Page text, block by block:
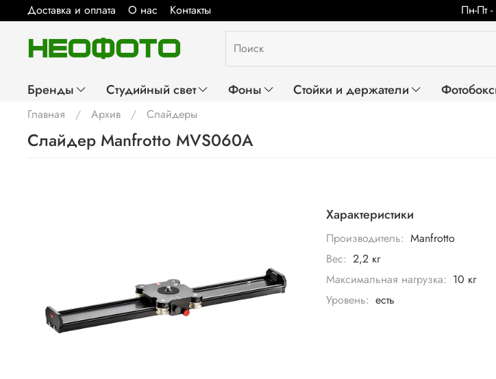
Доставка и оплата О нас Контакты Пн-Пт
Бренды Студийный свет Фоны Стойки и держатели
Главная Архив Слайдеры
Слайдер Manfrotto MVS060A
Характеристики
Производитель: Manfrotto
Вес: 2,2 кг
Максимальная нагрузка: 10 кг
Уровень: есть